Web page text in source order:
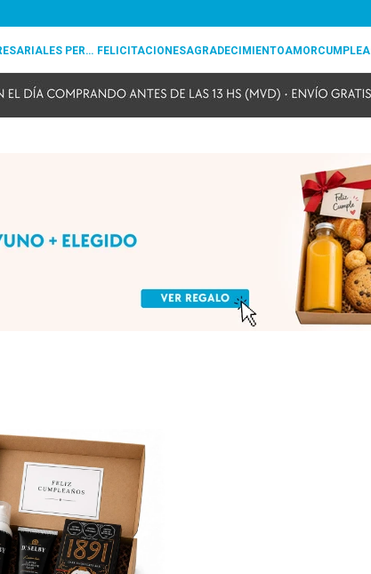
REGALOS EMPRESARIALES PERSONALIZADOS FELICITACIONESAGRADECIMIENTOAMOR